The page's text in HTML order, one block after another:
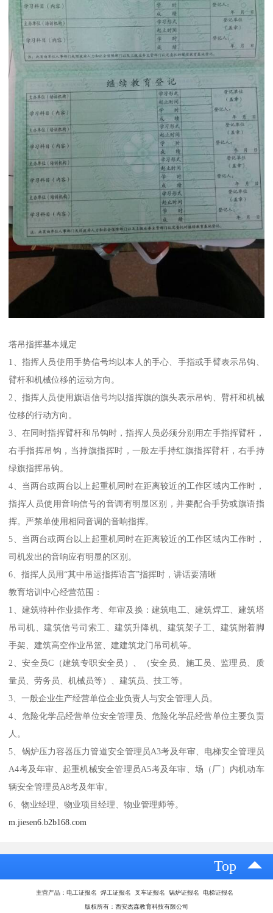
塔吊指挥基本规定
1、指挥人员使用手势信号均以本人的手心、手指或手臂表示吊钩、
臂杆和机械位移的运动方向。
2、指挥人员使用旗语信号均以指挥旗的旗头表示吊钩、臂杆和机械
位移的行动方向。
3、在同时指挥臂杆和吊钩时，指挥人员必须分别用左手指挥臂杆，
右手指挥吊钩，当持旗指挥时，一般左手持红旗指挥臂杆，右手持
绿旗指挥吊钩。
4、当两台或两台以上起重机同时在距离较近的工作区域内工作时，
指挥人员使用音响信号的音调有明显区别，并要配合手势或旗语指
挥。严禁单使用相同音调的音响指挥。
5、当两台或两台以上起重机同时在距离较近的工作区域内工作时，
司机发出的音响应有明显的区别。
6、指挥人员用“其中吊运指挥语言”指挥时，讲话要清晰
教育培训中心经营范围：
1、建筑特种作业操作考、年审及换：建筑电工、建筑焊工、建筑塔
吊司机、建筑信号司索工、建筑升降机、建筑架子工、建筑附着脚
手架、建筑高空作业吊篮、建建筑龙门吊司机等。
2、安全员C（建筑专职安全员）、（安全员、施工员、监理员、质
量员、劳务员、机械员等）、建筑员、技工等。
3、一般企业生产经营单位企业负责人与安全管理人员。
4、危险化学品经营单位安全管理员、危险化学品经营单位主要负责
人。
5、锅炉压力容器压力管道安全管理员A3考及年审、电梯安全管理员
A4考及年审、起重机械安全管理员A5考及年审、场（厂）内机动车
辆安全管理员A8考及年审。
6、物业经理、物业项目经理、物业管理师等。
m.jiesen6.b2b168.com
Top
主营产品：电工证报名 焊工证报名 叉车证报名 锅炉证报名 电梯证报名
版权所有：西安杰森教育科技有限公司